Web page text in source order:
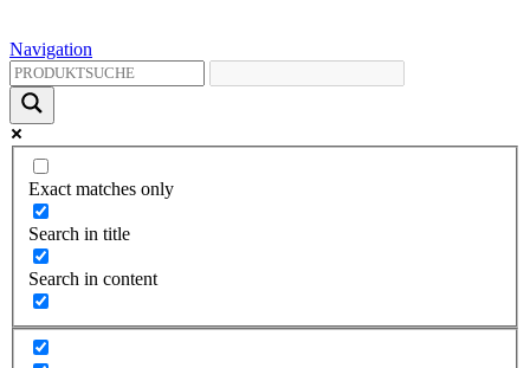
Navigation
Exact matches only
Search in title
Search in content